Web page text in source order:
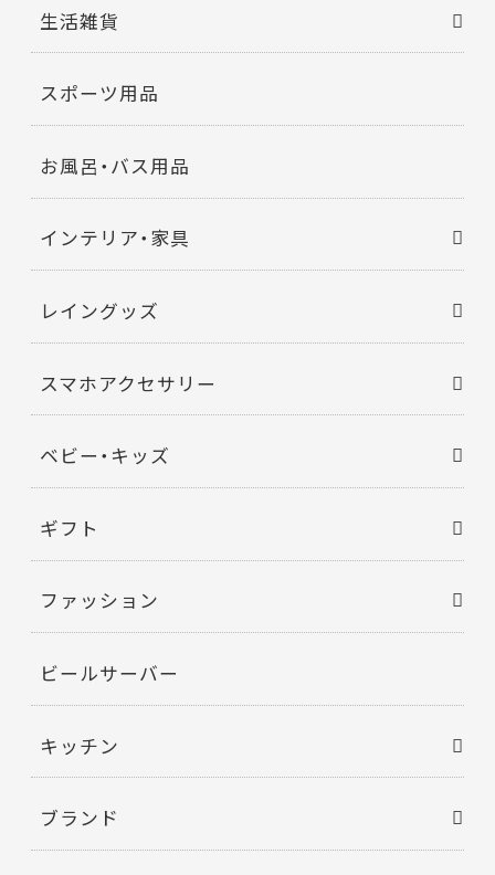
生活雑貨
スポーツ用品
お風呂・バス用品
インテリア・家具
レイングッズ
スマホアクセサリー
ベビー・キッズ
ギフト
ファッション
ビールサーバー
キッチン
ブランド